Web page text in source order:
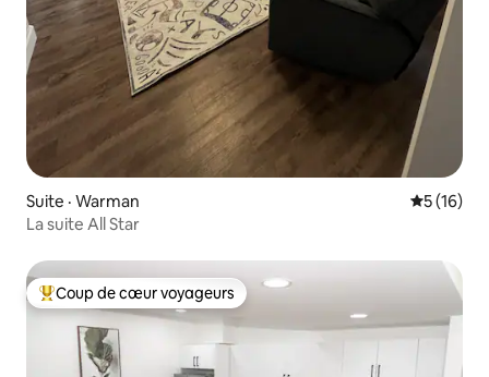
Suite · Warman Note
5 (16)
La suite All Star
Coup de cœur voyageurs parmi les plus aimés
Coup de cœur voyageurs